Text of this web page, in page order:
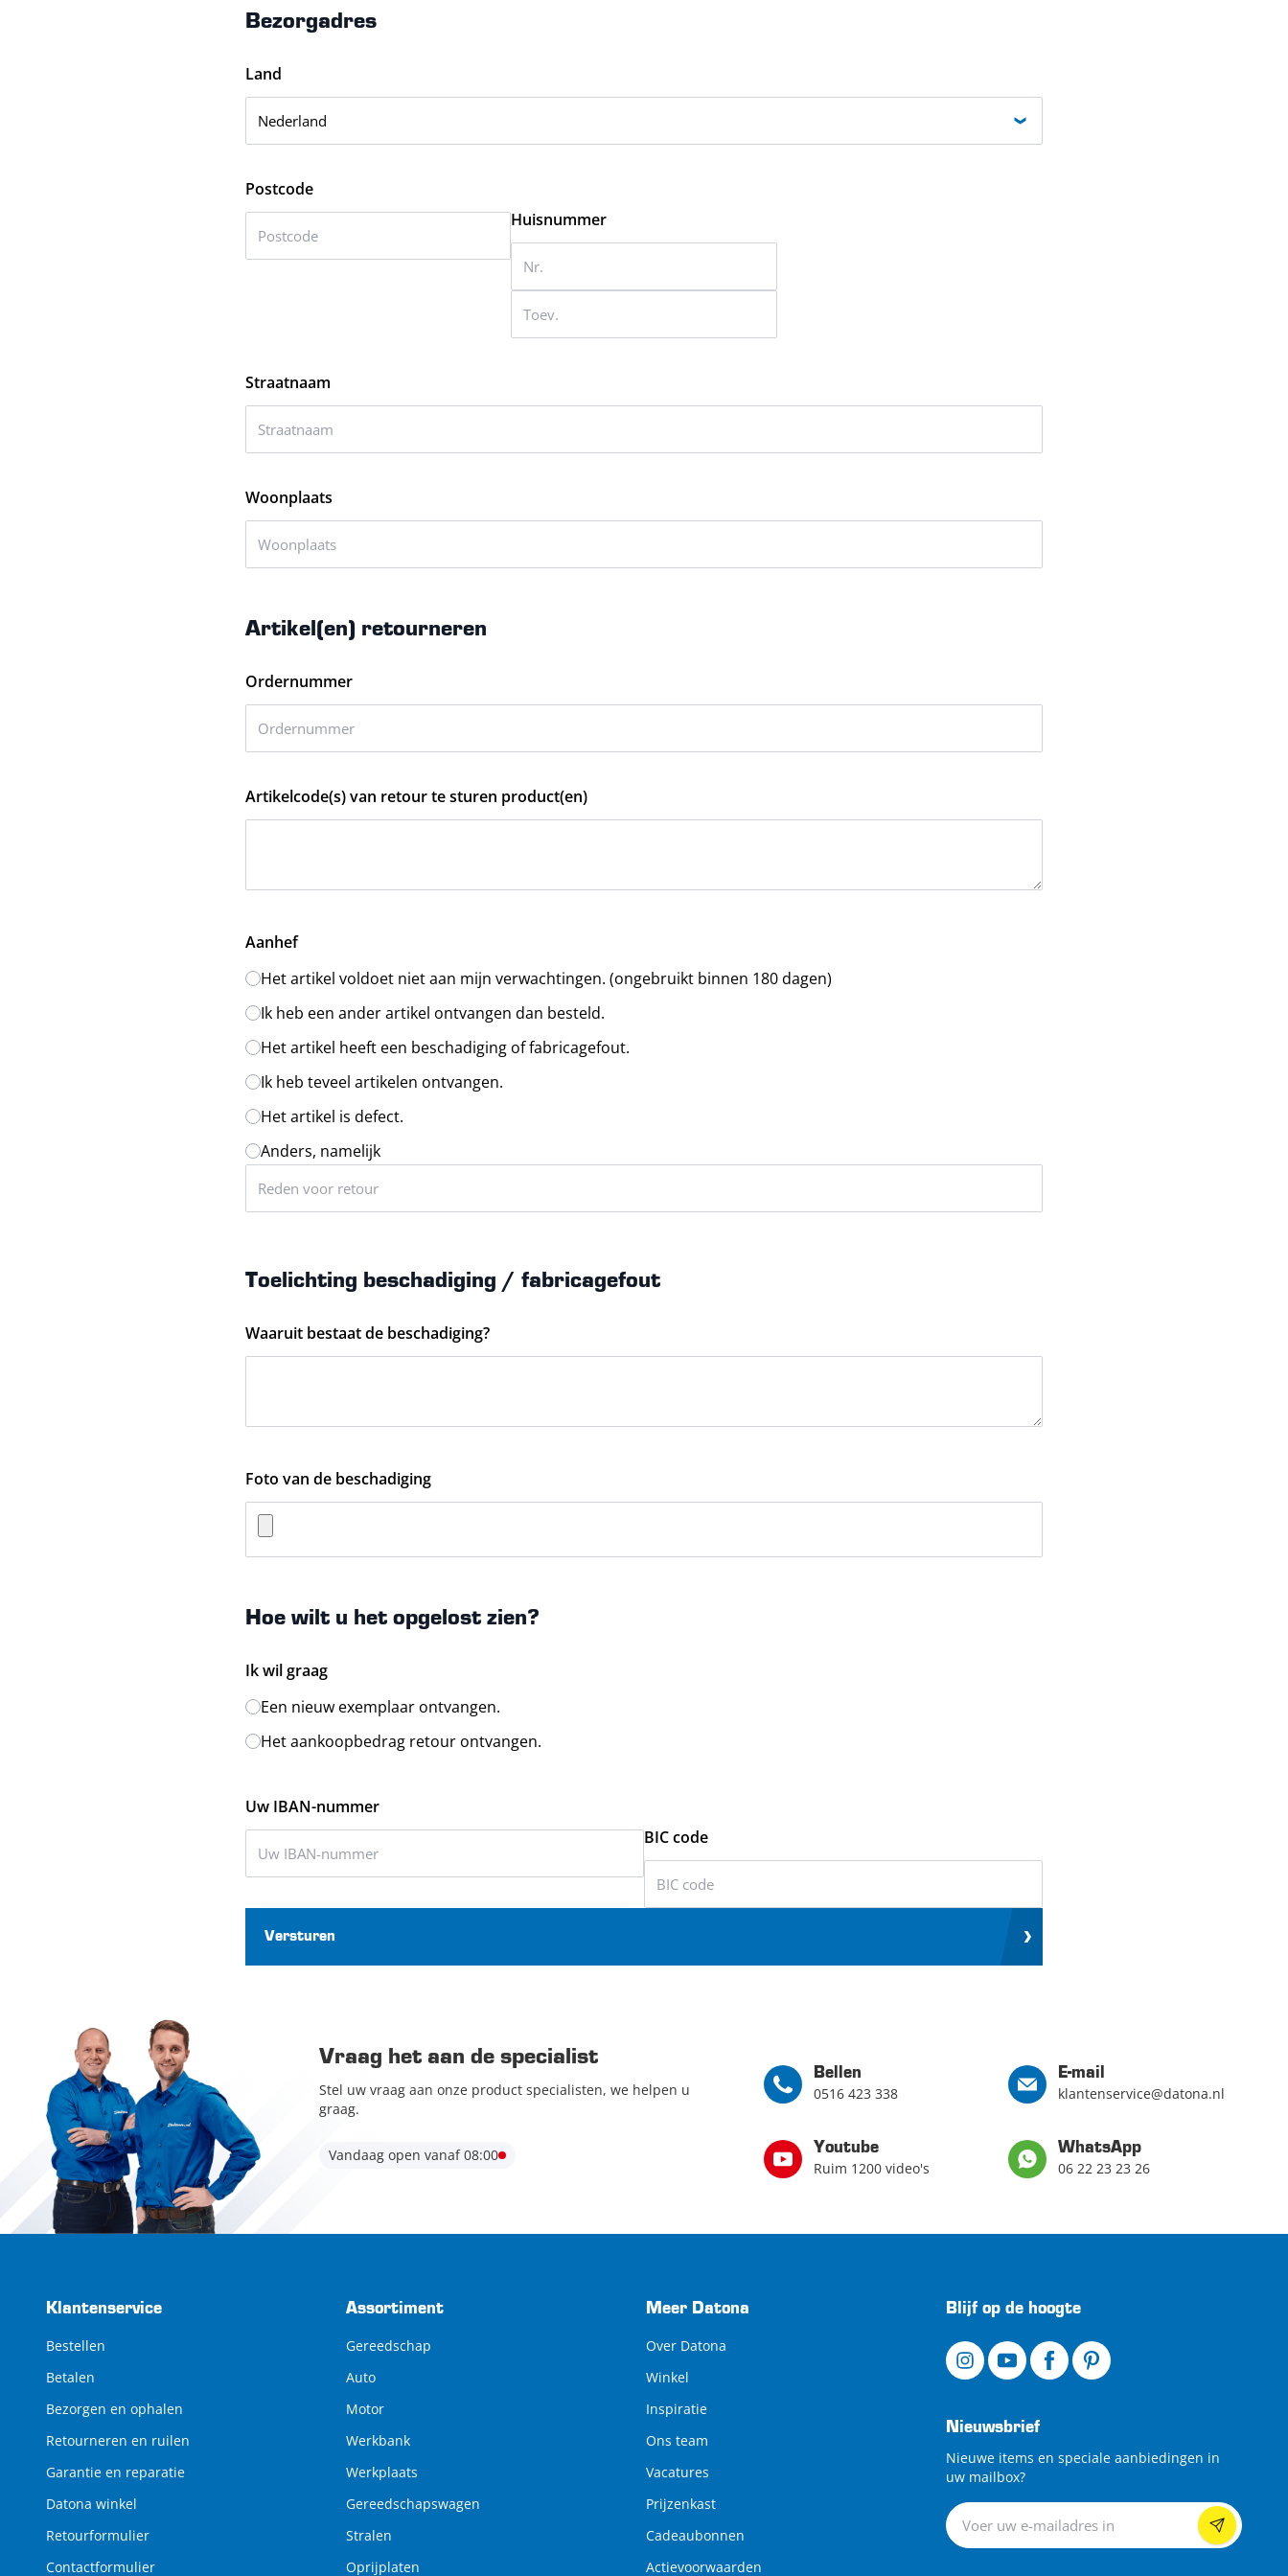
Bezorgadres
Land
Postcode
Huisnummer
Straatnaam
Woonplaats
Artikel(en) retourneren
Ordernummer
Artikelcode(s) van retour te sturen product(en)
Aanhef
Het artikel voldoet niet aan mijn verwachtingen. (ongebruikt binnen 180 dagen)
Ik heb een ander artikel ontvangen dan besteld.
Het artikel heeft een beschadiging of fabricagefout.
Ik heb teveel artikelen ontvangen.
Het artikel is defect.
Anders, namelijk
Toelichting beschadiging / fabricagefout
Waaruit bestaat de beschadiging?
Foto van de beschadiging
Hoe wilt u het opgelost zien?
Ik wil graag
Een nieuw exemplaar ontvangen.
Het aankoopbedrag retour ontvangen.
Uw IBAN-nummer
BIC code
Versturen
Vraag het aan de specialist
Stel uw vraag aan onze product specialisten, we helpen u
graag.
Vandaag open vanaf 08:00
Bellen
0516 423 338
E-mail
klantenservice@datona.nl
Youtube
Ruim 1200 video's
WhatsApp
06 22 23 23 26
Klantenservice
Bestellen
Betalen
Bezorgen en ophalen
Retourneren en ruilen
Garantie en reparatie
Datona winkel
Retourformulier
Contactformulier
Assortiment
Gereedschap
Auto
Motor
Werkbank
Werkplaats
Gereedschapswagen
Stralen
Oprijplaten
Meer Datona
Over Datona
Winkel
Inspiratie
Ons team
Vacatures
Prijzenkast
Cadeaubonnen
Actievoorwaarden
Blijf op de hoogte
Nieuwsbrief
Nieuwe items en speciale aanbiedingen in
uw mailbox?
Nieuwsbrief